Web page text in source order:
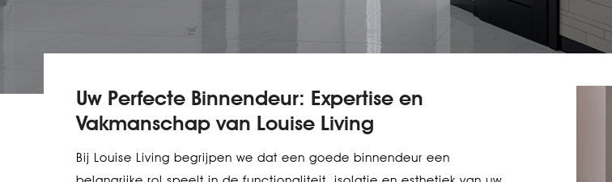
Uw Perfecte Binnendeur: Expertise en
Vakmanschap van Louise Living
Bij Louise Living begrijpen we dat een goede binnendeur een